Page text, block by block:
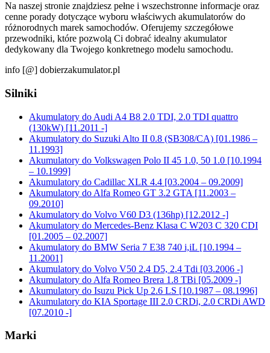
Na naszej stronie znajdziesz pełne i wszechstronne informacje oraz
cenne porady dotyczące wyboru właściwych akumulatorów do
różnorodnych marek samochodów. Oferujemy szczegółowe
przewodniki, które pozwolą Ci dobrać idealny akumulator
dedykowany dla Twojego konkretnego modelu samochodu.
info [@] dobierzakumulator.pl
Silniki
Akumulatory do Audi A4 B8 2.0 TDI, 2.0 TDI quattro
(130kW) [11.2011 -]
Akumulatory do Suzuki Alto II 0.8 (SB308/CA) [01.1986 –
11.1993]
Akumulatory do Volkswagen Polo II 45 1.0, 50 1.0 [10.1994
– 10.1999]
Akumulatory do Cadillac XLR 4.4 [03.2004 – 09.2009]
Akumulatory do Alfa Romeo GT 3.2 GTA [11.2003 –
09.2010]
Akumulatory do Volvo V60 D3 (136hp) [12.2012 -]
Akumulatory do Mercedes-Benz Klasa C W203 C 320 CDI
[01.2005 – 02.2007]
Akumulatory do BMW Seria 7 E38 740 i,iL [10.1994 –
11.2001]
Akumulatory do Volvo V50 2.4 D5, 2.4 Tdi [03.2006 -]
Akumulatory do Alfa Romeo Brera 1.8 TBi [05.2009 -]
Akumulatory do Isuzu Pick Up 2.6 LS [10.1987 – 08.1996]
Akumulatory do KIA Sportage III 2.0 CRDi, 2.0 CRDi AWD
[07.2010 -]
Marki